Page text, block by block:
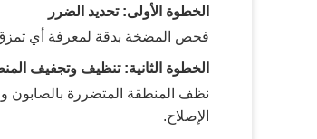
الخطوة الأولى: تحديد الضرر
فحص المضخة بدقة لمعرفة أي
الخطوة الثانية: تنظيف وتجفيف
نظف المنطقة المتضررة بالصابون
الإصلاح.